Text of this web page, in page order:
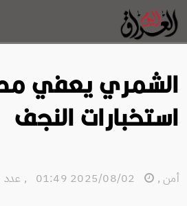
الشمري يعفي
استخبارات النجف
أمن,
, عدد